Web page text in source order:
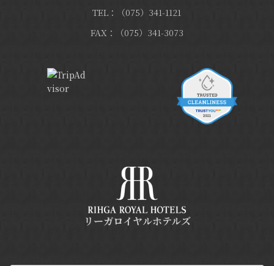
TEL：（075）341-1121
FAX：（075）341-3073
リーガロイヤルホテルズ